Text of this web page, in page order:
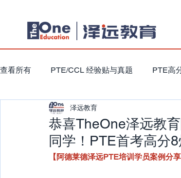
查看所有 PTE/CCL 经验贴与真题 PTE高
恭喜TheOne泽远教
同学！PTE首考高分8
泽远教育
【阿德莱德泽远PTE培训学员案例分享